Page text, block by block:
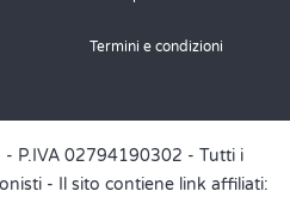
Termini e condizioni
P.IVA 02794190302 - Tutti i
- Il sito contiene link affiliati: